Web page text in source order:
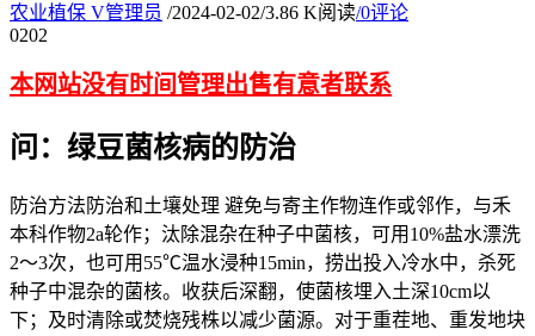
农业植保 V管理员 /2024-02-02/3.86 K阅读/0评论
0202
本网站没有时间管理出售有意者联系
问：绿豆菌核病的防治
防治方法防治和土壤处理 避免与寄主作物连作或邻作，与禾
本科作物2a轮作；汰除混杂在种子中菌核，可用10%盐水漂洗
2～3次，也可用55℃温水浸种15min，捞出投入冷水中，杀死
种子中混杂的菌核。收获后深翻，使菌核埋入土深10cm以
下；及时清除或焚烧残株以减少菌源。对于重茬地、重发地块